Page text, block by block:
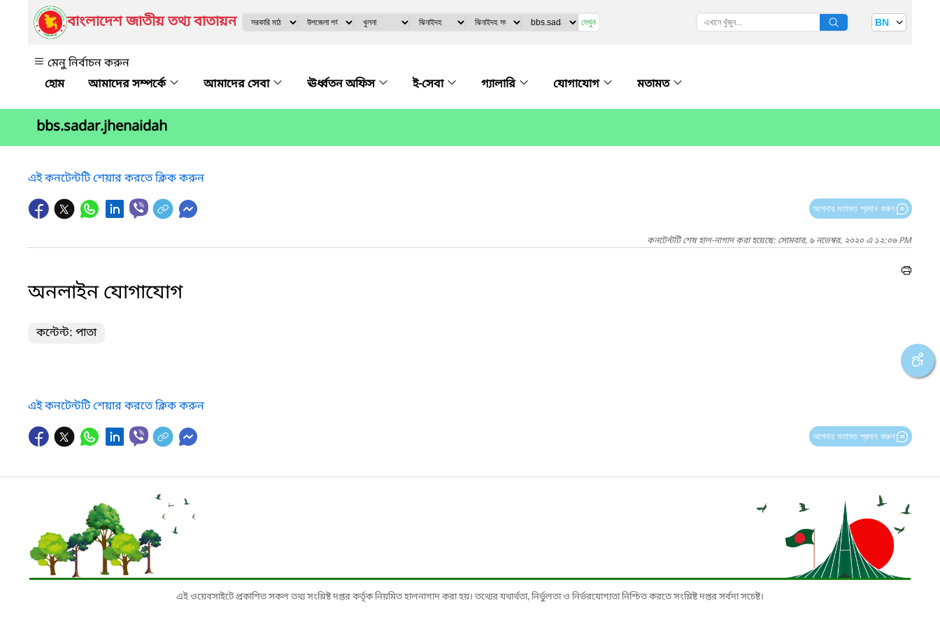
বাংলাদেশ জাতীয় তথ্য বাতায়ন দেখুন BN
মেনু নির্বাচন করুন
আমাদের সম্পর্কে
আমাদের সেবা ঊর্ধ্বতন অফিস ই-সেবা গ্যালারি যোগাযোগ মতামত
bbs.sadar.jhenaidah
এই কনটেন্টটি শেয়ার করতে ক্লিক করুন
আপনার মতামত প্রদান করুন
কনটেন্টটি শেষ হাল-নাগাদ করা হয়েছে: সোমবার, ৯ নভেম্বর, ২০২০ এ ১২:০৬ PM
অনলাইন যোগাযোগ
কন্টেন্ট: পাতা
এই কনটেন্টটি শেয়ার করতে ক্লিক করুন
আপনার মতামত প্রদান করুন
এই ওয়েবসাইটে প্রকাশিত সকল তথ্য সংশ্লিষ্ট দপ্তর কর্তৃক নিয়মিত হালনাগাদ করা হয়। তথ্যের যথার্থতা, নির্ভুলতা ও নির্ভরযোগ্যতা নিশ্চিত করতে সংশ্লিষ্ট দপ্তর সর্বদা সচেষ্ট।